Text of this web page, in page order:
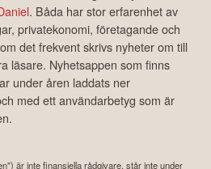
. Båda har stor erfarenhet av
privatekonomi, företagande och
det frekvent skrivs nyheter om till
läsare. Nyhetsappen som finns
under åren laddats ner
med ett användarbetyg som är
är inte finansiella rådgivare, står inte under